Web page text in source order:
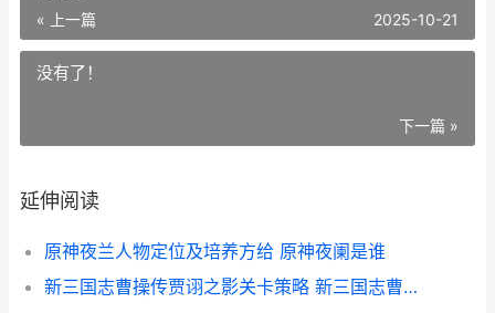
« 上一篇 2025-10-21
没有了！
下一篇 »
延伸阅读
原神夜兰人物定位及培养方给 原神夜阑是谁
新三国志曹操传贾诩之影关卡策略 新三国志曹操传过关斩将刘备